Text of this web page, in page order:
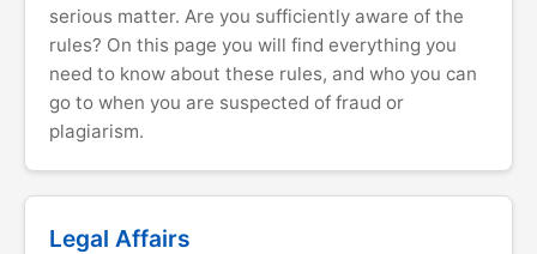
serious matter. Are you sufficiently aware of the
rules? On this page you will find everything you
need to know about these rules, and who you can
go to when you are suspected of fraud or
plagiarism.
Legal Affairs